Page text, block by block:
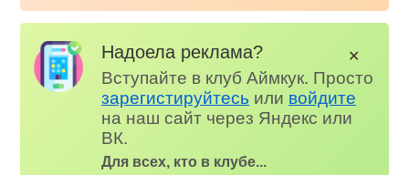
Надоела реклама?
Вступайте в клуб Аймкук. Просто
зарегистируйтесь или войдите
на наш сайт через Яндекс или
ВК.
Для всех, кто в клубе...
✕